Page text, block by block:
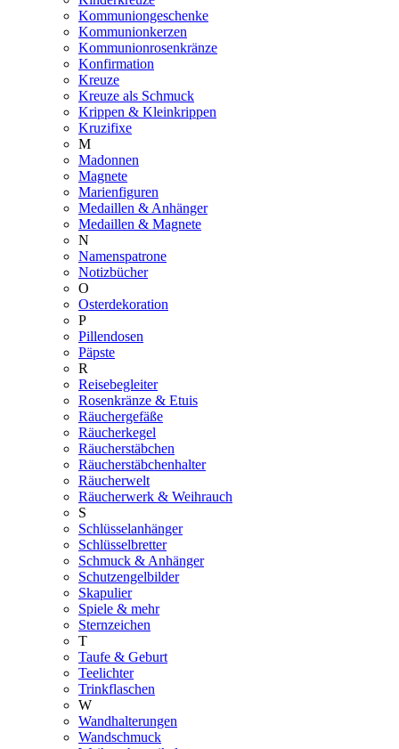
Kommuniongeschenke
Kommunionkerzen
Kommunionrosenkränze
Konfirmation
Kreuze
Kreuze als Schmuck
Krippen & Kleinkrippen
Kruzifixe
M
Madonnen
Magnete
Marienfiguren
Medaillen & Anhänger
Medaillen & Magnete
N
Namenspatrone
Notizbücher
O
Osterdekoration
P
Pillendosen
Päpste
R
Reisebegleiter
Rosenkränze & Etuis
Räuchergefäße
Räucherkegel
Räucherstäbchen
Räucherstäbchenhalter
Räucherwelt
Räucherwerk & Weihrauch
S
Schlüsselanhänger
Schlüsselbretter
Schmuck & Anhänger
Schutzengelbilder
Skapulier
Spiele & mehr
Sternzeichen
T
Taufe & Geburt
Teelichter
Trinkflaschen
W
Wandhalterungen
Wandschmuck